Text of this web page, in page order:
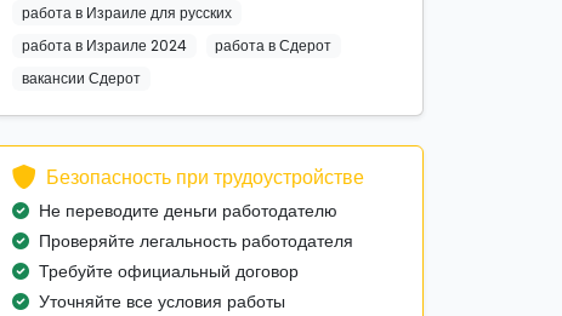
работа в Израиле для русских
работа в Израиле 2024
работа в Сдерот
вакансии Сдерот
Безопасность при трудоустройстве
Не переводите деньги работодателю
Проверяйте легальность работодателя
Требуйте официальный договор
Уточняйте все условия работы